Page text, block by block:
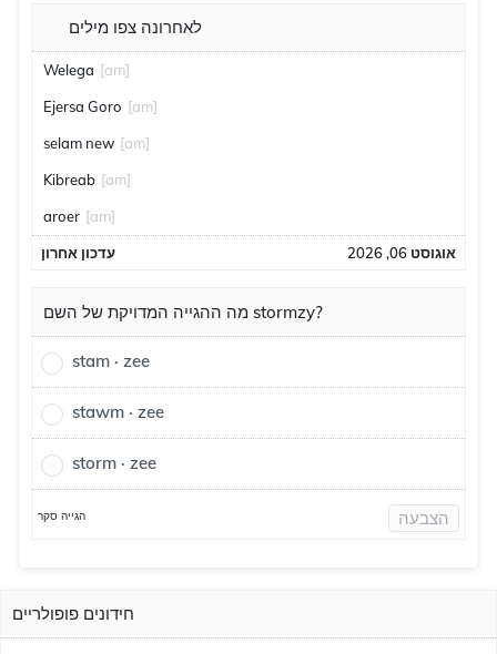
לאחרונה צפו מילים
Welega [am]
Ejersa Goro [am]
selam new [am]
Kibreab [am]
aroer [am]
עדכון אחרון אוגוסט 06, 2026
מה ההגייה המדויקת של השם stormzy?
stam · zee
stawm · zee
storm · zee
הגייה סקר הצבעה
חידונים פופולריים